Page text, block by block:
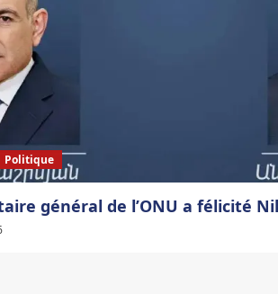
Politique
général de l’ONU a félicité